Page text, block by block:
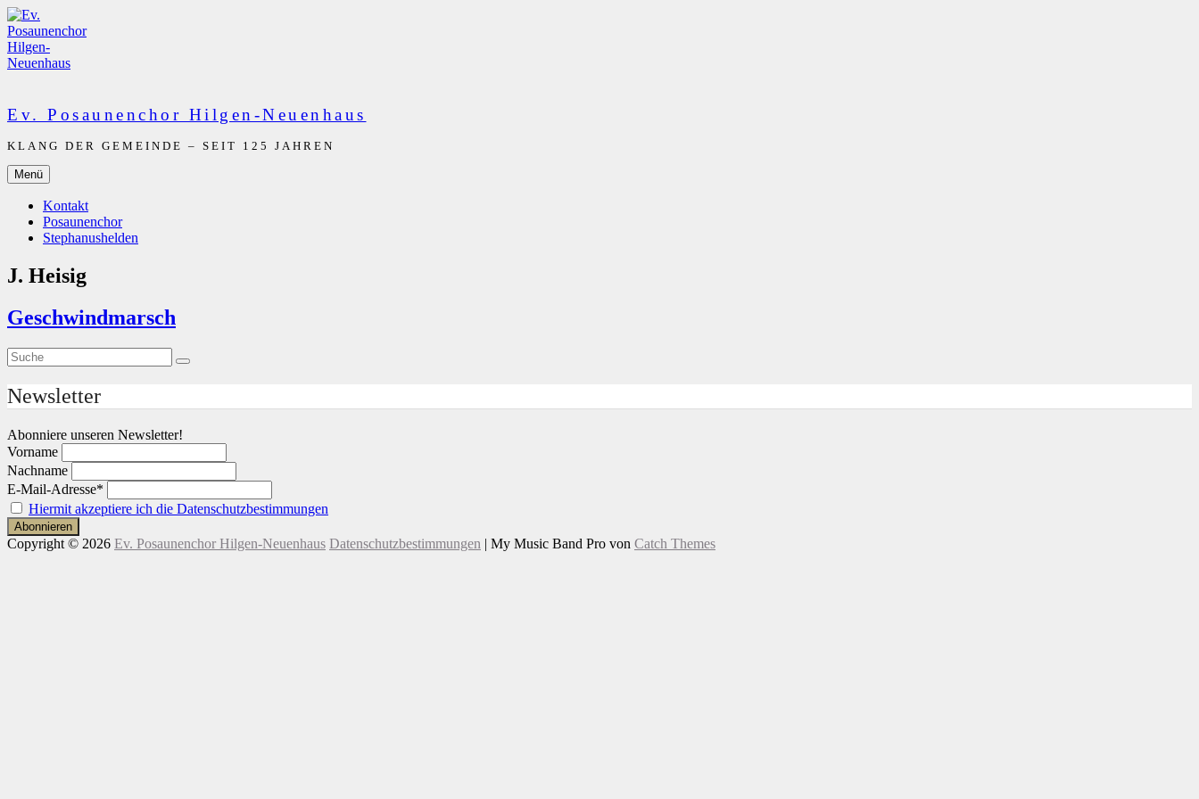
Zum
Inhalt
springen
Ev. Posaunenchor Hilgen-Neuenhaus
KLANG DER GEMEINDE – SEIT 125 JAHREN
Menü
Kontakt
Posaunenchor
Stephanushelden
J. Heisig
Geschwindmarsch
Suche
nach:
Suche
Newsletter
Abonniere unseren Newsletter!
Vorname
Nachname
E-Mail-Adresse*
Hiermit akzeptiere ich die Datenschutzbestimmungen
Copyright © 2026 Ev. Posaunenchor Hilgen-Neuenhaus Datenschutzbestimmungen | My Music Band Pro von Catch Themes